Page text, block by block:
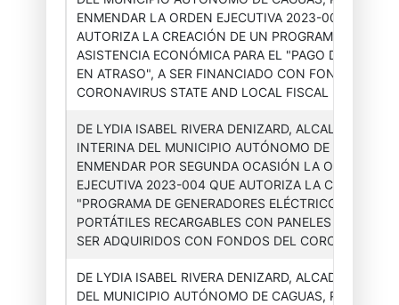
Asesor(a)
Ejecutiva
Órdenes
Ejecutivas
2024-
001
ENMENDAR LA ORDEN EJECUTIVA 2023-003 QUE
AUTORIZA LA CREACIÓN DE UN PROGRAMA DE
ASISTENCIA ECONÓMICA PARA EL "PAGO DE
EN ATRASO", A SER FINANCIADO CON FONDOS DEL
CORONAVIRUS STATE AND LOCAL FISCAL RE...
Asesor(a)
Ejecutiva
Órdenes
Ejecutivas
2024-
002
DE LYDIA ISABEL RIVERA DENIZARD, ALCALDESA
INTERINA DEL MUNICIPIO AUTÓNOMO DE CAGUAS,
ENMENDAR POR SEGUNDA OCASIÓN LA ORDEN
EJECUTIVA 2023-004 QUE AUTORIZA LA CREACIÓN
"PROGRAMA DE GENERADORES ELÉCTRICOS
PORTÁTILES RECARGABLES CON PANELES
SER ADQUIRIDOS CON FONDOS DEL CORONAVIRU...
DE LYDIA ISABEL RIVERA DENIZARD, ALCADESA
DEL MUNICIPIO AUTÓNOMO DE CAGUAS, PARA